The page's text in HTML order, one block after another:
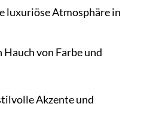
luxuriöse Atmosphäre in
Hauch von Farbe und
Akzente und